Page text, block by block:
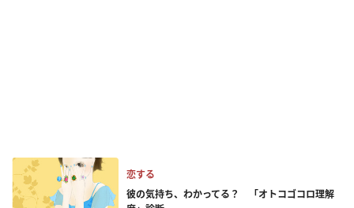
恋する
彼の気持ち、わかってる？ 「オトコゴコロ理解